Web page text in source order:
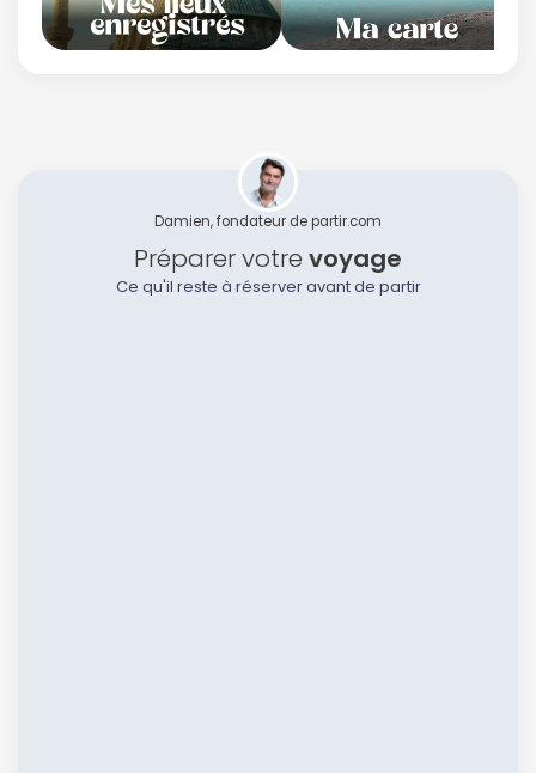
Damien, fondateur de partir.com
Préparer votre voyage
Ce qu'il reste à réserver avant de partir